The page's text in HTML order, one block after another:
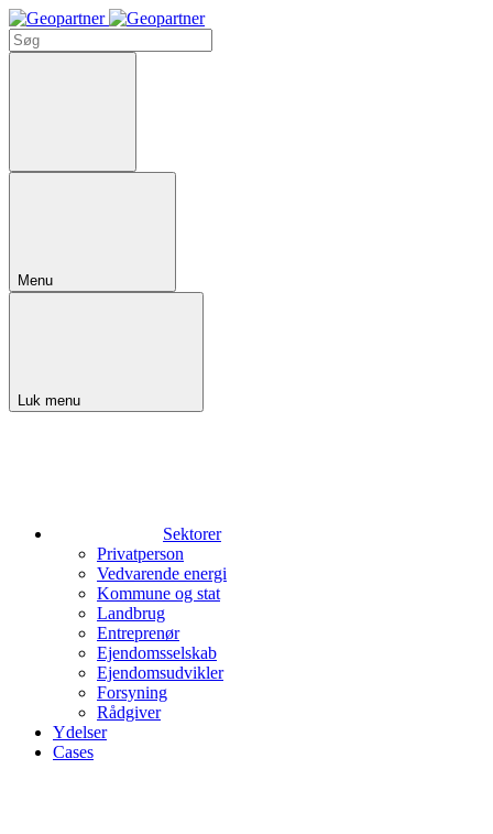
Menu
Luk menu
Sektorer
Privatperson
Vedvarende energi
Kommune og stat
Landbrug
Entreprenør
Ejendomsselskab
Ejendomsudvikler
Forsyning
Rådgiver
Ydelser
Cases